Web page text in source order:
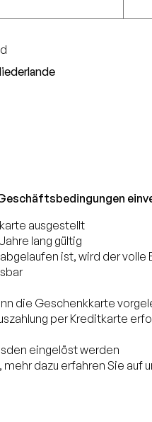
ausgestellt
lang gültig
ist, wird der volle
die Geschenkkarte
per Kreditkarte
eingelöst werden
dazu erfahren Sie auf